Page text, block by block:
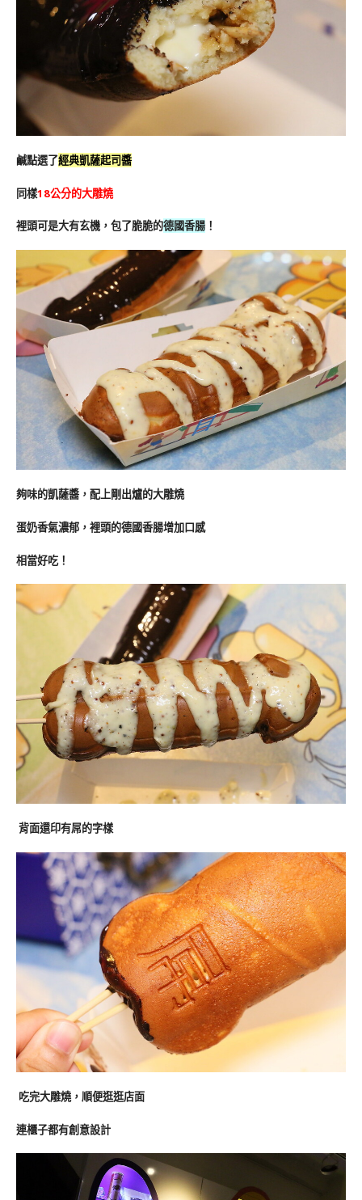
鹹點選了經典凱薩起司醬
同樣18公分的大雕燒
裡頭可是大有玄機，包了脆脆的德國香腸 ！
夠味的凱薩醬，配上剛出爐的大雕燒
蛋奶香氣濃郁，裡頭的德國香腸增加口感
相當好吃！
背面還印有屌的字樣
吃完大雕燒，順便逛逛店面
連櫃子都有創意設計